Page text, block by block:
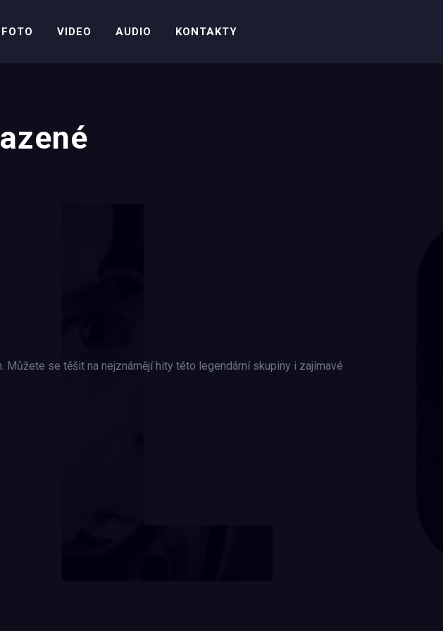
FOTO VIDEO AUDIO KONTAKTY
Můžete se těšit na nejznámějí hity této legendární skupiny i zajímavé